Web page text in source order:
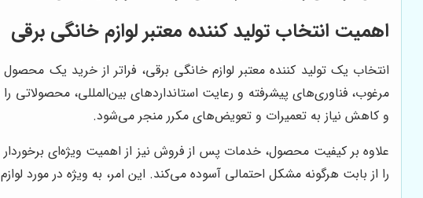
اهمیت انتخاب تولید کننده معتبر لوازم خانگی برقی
انتخاب یک تولید کننده معتبر لوازم خانگی برقی، فراتر از خرید یک
مرغوب، فناوری‌های پیشرفته و رعایت استانداردهای بین‌المللی، محصولاتی
و کاهش نیاز به تعمیرات و تعویض‌های مکرر منجر می‌شود.
علاوه بر کیفیت محصول، خدمات پس از فروش نیز از اهمیت ویژه‌ای
را از بابت هرگونه مشکل احتمالی آسوده می‌کند. این امر، به ویژه در